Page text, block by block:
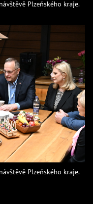
Plzeňského kraje.
Plzeňského kraje.